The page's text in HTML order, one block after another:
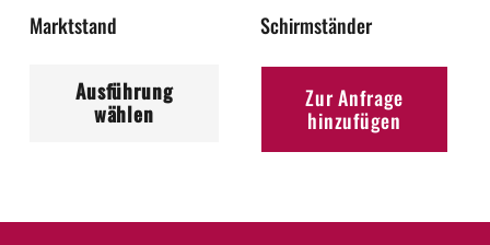
Marktstand
Ausführung
wählen
Dieses
mehrere
Schirmständer
Zur Anfrage
hinzufügen